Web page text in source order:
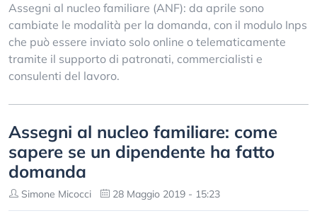
Assegni al nucleo familiare (ANF): da aprile sono
cambiate le modalità per la domanda, con il modulo Inps
che può essere inviato solo online o telematicamente
tramite il supporto di patronati, commercialisti e
consulenti del lavoro.
Assegni al nucleo familiare: come
sapere se un dipendente ha fatto
domanda
Simone Micocci 28 Maggio 2019 - 15:23